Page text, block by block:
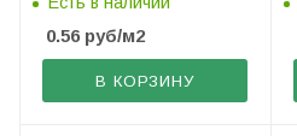
0.56 руб/м2
В КОРЗИНУ